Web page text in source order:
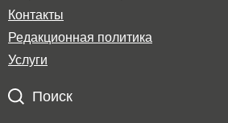
Контакты
Редакционная политика
Услуги
Поиск